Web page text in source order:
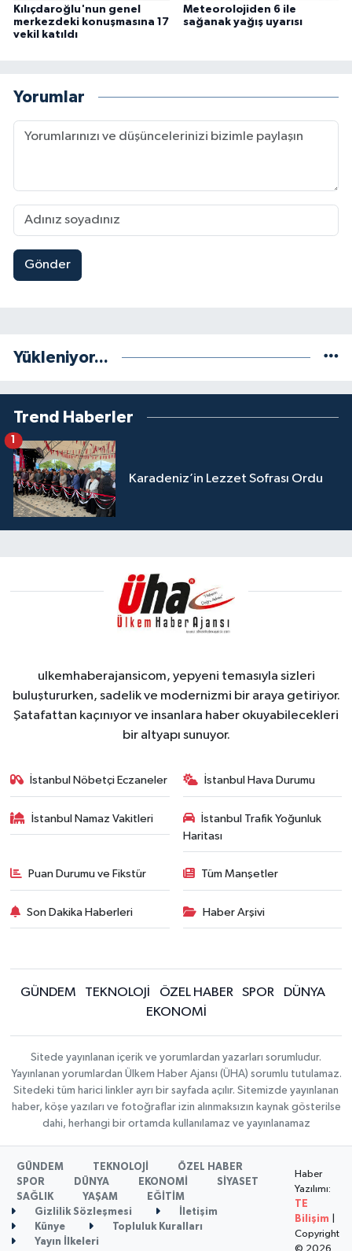
Kılıçdaroğlu'nun genel
merkezdeki konuşmasına 17
vekil katıldı
Meteorolojiden 6 ile
sağanak yağış uyarısı
Yorumlar
Gönder
Yükleniyor...
Trend Haberler
Karadeniz’in Lezzet Sofrası Ordu
1
ulkemhaberajansicom, yepyeni temasıyla sizleri
buluştururken, sadelik ve modernizmi bir araya getiriyor.
Şatafattan kaçınıyor ve insanlara haber okuyabilecekleri
bir altyapı sunuyor.
İstanbul Nöbetçi Eczaneler İstanbul Hava Durumu
İstanbul Namaz Vakitleri
İstanbul Trafik Yoğunluk
Haritası
Puan Durumu ve Fikstür Tüm Manşetler
Son Dakika Haberleri Haber Arşivi
GÜNDEM TEKNOLOJİ ÖZEL HABER SPOR
DÜNYA
EKONOMİ
Sitede yayınlanan içerik ve yorumlardan yazarları sorumludur.
Yayınlanan yorumlardan Ülkem Haber Ajansı (ÜHA) sorumlu tutulamaz.
Sitedeki tüm harici linkler ayrı bir sayfada açılır. Sitemizde yayınlanan
haber, köşe yazıları ve fotoğraflar izin alınmaksızın kaynak gösterilse
dahi, herhangi bir ortamda kullanılamaz ve yayınlanamaz
GÜNDEM TEKNOLOJİ
ÖZEL HABER
SPOR
DÜNYA EKONOMİ
SİYASET
SAĞLIK
YAŞAM
EĞİTİM
Gizlilik Sözleşmesi
İletişim
Künye
Topluluk Kuralları
Yayın İlkeleri
Haber
Yazılımı:
TE
Bilişim
Copyright
© 2026